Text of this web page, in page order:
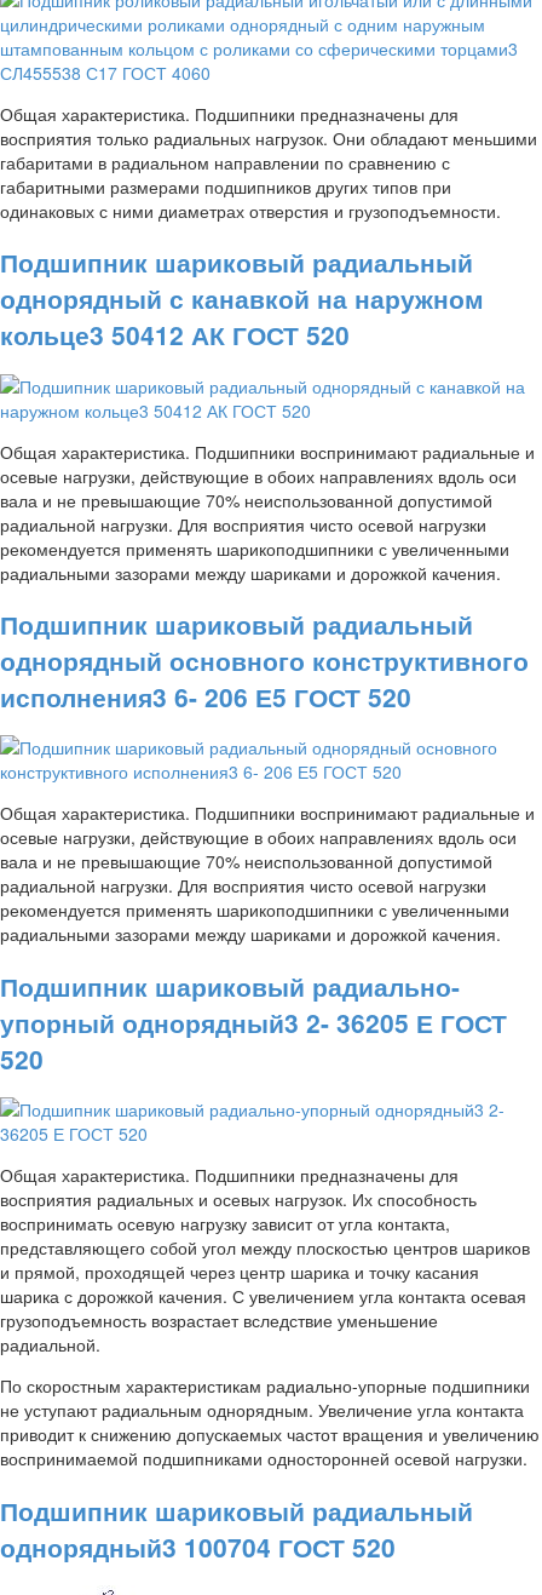
Общая характеристика. Подшипники предназначены для
восприятия только радиальных нагрузок. Они обладают меньшими
габаритами в радиальном направлении по сравнению с
габаритными размерами подшипников других типов при
одинаковых с ними диаметрах отверстия и грузоподъемности.
Подшипник шариковый радиальный
однорядный с канавкой на наружном
кольце3 50412 АК ГОСТ 520
Общая характеристика. Подшипники воспринимают радиальные и
осевые нагрузки, действующие в обоих направлениях вдоль оси
вала и не превышающие 70% неиспользованной допустимой
радиальной нагрузки. Для восприятия чисто осевой нагрузки
рекомендуется применять шарикоподшипники с увеличенными
радиальными зазорами между шариками и дорожкой качения.
Подшипник шариковый радиальный
однорядный основного конструктивного
исполнения3 6- 206 Е5 ГОСТ 520
Общая характеристика. Подшипники воспринимают радиальные и
осевые нагрузки, действующие в обоих направлениях вдоль оси
вала и не превышающие 70% неиспользованной допустимой
радиальной нагрузки. Для восприятия чисто осевой нагрузки
рекомендуется применять шарикоподшипники с увеличенными
радиальными зазорами между шариками и дорожкой качения.
Подшипник шариковый радиально-
упорный однорядный3 2- 36205 Е ГОСТ
520
Общая характеристика. Подшипники предназначены для
восприятия радиальных и осевых нагрузок. Их способность
воспринимать осевую нагрузку зависит от угла контакта,
представляющего собой угол между плоскостью центров шариков
и прямой, проходящей через центр шарика и точку касания
шарика с дорожкой качения. С увеличением угла контакта осевая
грузоподъемность возрастает вследствие уменьшение
радиальной.
По скоростным характеристикам радиально-упорные подшипники
не уступают радиальным однорядным. Увеличение угла контакта
приводит к снижению допускаемых частот вращения и увеличению
воспринимаемой подшипниками односторонней осевой нагрузки.
Подшипник шариковый радиальный
однорядный3 100704 ГОСТ 520